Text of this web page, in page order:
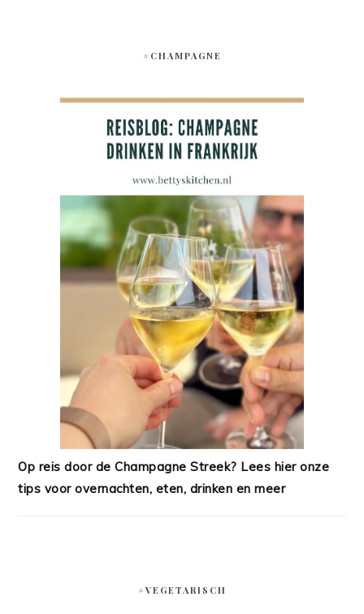
#CHAMPAGNE
Op reis door de Champagne Streek? Lees hier onze
tips voor overnachten, eten, drinken en meer
#VEGETARISCH